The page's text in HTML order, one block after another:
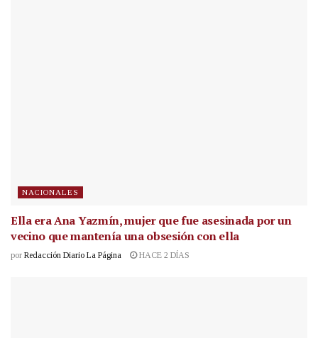
NACIONALES
Ella era Ana Yazmín, mujer que fue asesinada por un
vecino que mantenía una obsesión con ella
por Redacción Diario La Página HACE 2 DÍAS